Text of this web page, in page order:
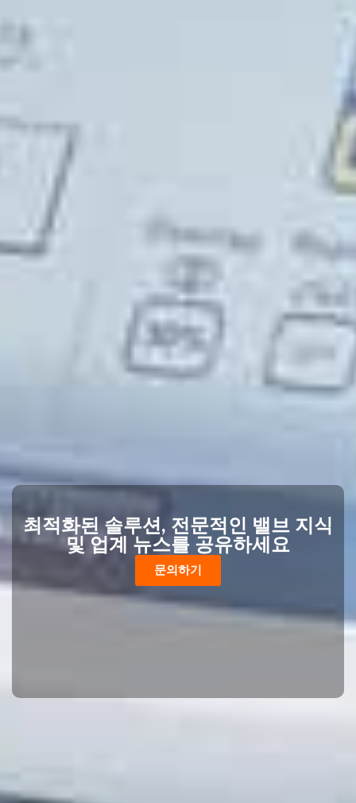
최적화된 솔루션, 전문적인 밸브 지식
및 업계 뉴스를 공유하세요
문의하기